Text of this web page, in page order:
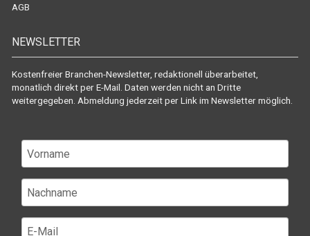
AGB
NEWSLETTER
Kostenfreier Branchen-Newsletter, redaktionell überarbeitet,
monatlich direkt per E-Mail. Daten werden nicht an Dritte
weitergegeben. Abmeldung jederzeit per Link im Newsletter möglich.